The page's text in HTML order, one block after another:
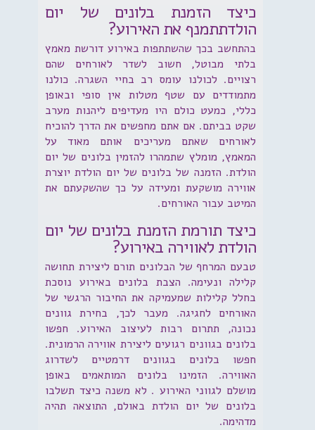
כיצד הזמנת בלונים של יום
הולדתתמנף את האירוע?
בהתחשב בכך שהשתתפות באירוע דורשת מאמץ
בלתי מבוטל, חשוב לשדר לאורחים שהם
רצויים. לכולנו עומס רב בחיי השגרה. כולנו
מתמודדים עם שטף מטלות אין סופי ובאופן
כללי, כמעט כולם היו מעדיפים ליהנות מערב
שקט בביתם. אם אתם מחפשים את הדרך להוכיח
לאורחים שאתם מעריכים אותם מאוד על
המאמץ, מומלץ שתמהרו להזמין בלונים של יום
הולדת. הזמנה של בלונים של יום הולדת יוצרת
אווירה מושקעת ומעידה על כך שהשקעתם את
המיטב עבור האורחים.
כיצד תורמת הזמנת בלונים של יום
הולדת לאווירה באירוע?
טבעם המרחף של הבלונים תורם ליצירת תחושה
קלילה ונעימה. הצבת בלונים באירוע נוסכת
בחלל קלילות שמעמיקה את החיבור הרגשי של
האורחים לחגיגה. מעבר לכך, בחירת גוונים
נכונה, תתרום רבות לעיצוב האירוע. חפשו
בלונים בגוונים רגועים ליצירת אווירה הרמונית.
חפשו בלונים בגוונים דרמטיים לשדרוג
האווירה. הזמינו בלונים המותאמים באופן
מושלם לגווני האירוע . לא משנה כיצד תשלבו
בלונים של יום הולדת באולם, התוצאה תהיה
מדהימה.